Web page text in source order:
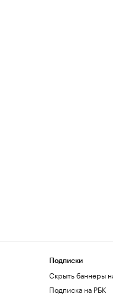
Подписки
Скрыть баннеры
Подписка на РБК